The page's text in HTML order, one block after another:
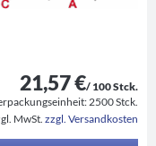
21,57 €/ 100 Stck.
2500 Stck.
MwSt. zzgl. Versandkosten